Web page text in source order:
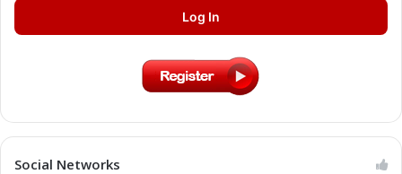
Log In
Social Networks